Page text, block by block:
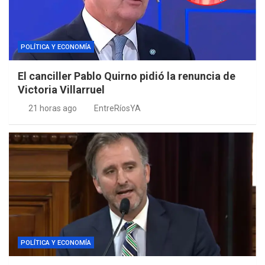
POLÍTICA Y ECONOMÍA
El canciller Pablo Quirno pidió la renuncia de
Victoria Villarruel
21 horas ago EntreRíosYA
POLÍTICA Y ECONOMÍA